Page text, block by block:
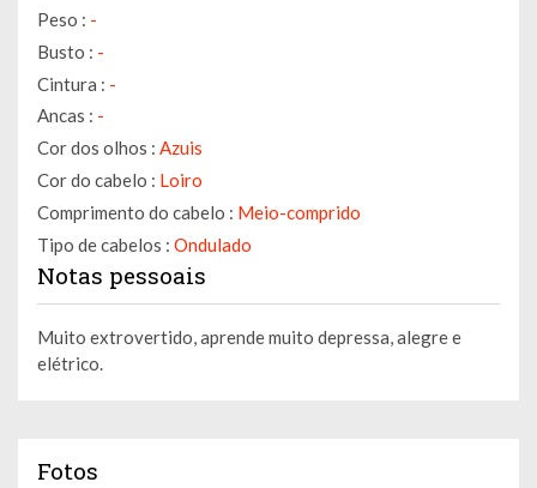
Peso : -
Busto : -
Cintura : -
Ancas : -
Cor dos olhos : Azuis
Cor do cabelo : Loiro
Comprimento do cabelo : Meio-comprido
Tipo de cabelos : Ondulado
Notas pessoais
Muito extrovertido, aprende muito depressa, alegre e
elétrico.
Fotos